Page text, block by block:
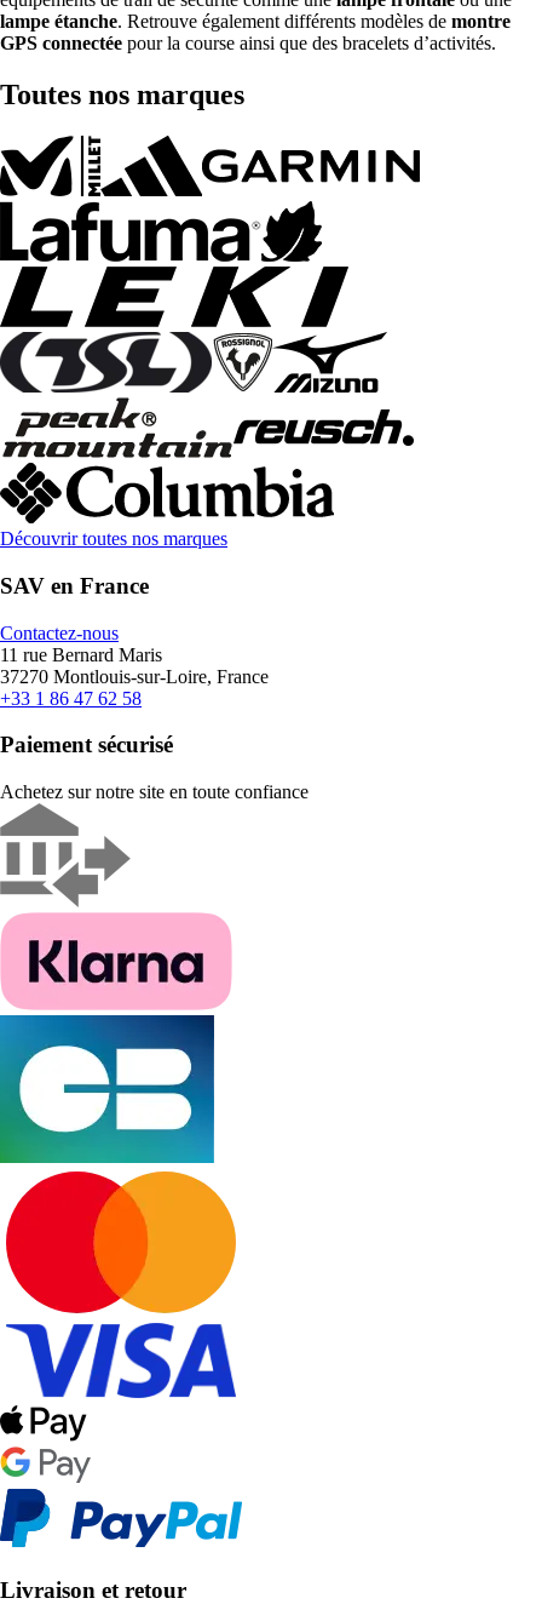
lampe étanche. Retrouve également différents modèles de montre
GPS connectée pour la course ainsi que des bracelets d’activités.
Toutes nos marques
Découvrir toutes nos marques
SAV en France
Contactez-nous
11 rue Bernard Maris
37270 Montlouis-sur-Loire, France
+33 1 86 47 62 58
Paiement sécurisé
Achetez sur notre site en toute confiance
Livraison et retour